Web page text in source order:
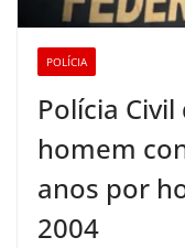
POLÍCIA
Polícia
homem
anos por
2004